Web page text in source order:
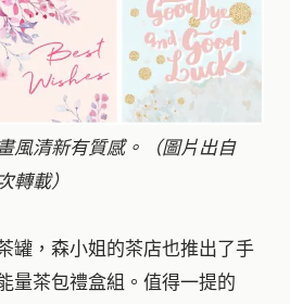
風清新有質感。（圖片出自
轉載）
罐，森小姐的茶店也推出了手
量茶包禮盒組。值得一提的